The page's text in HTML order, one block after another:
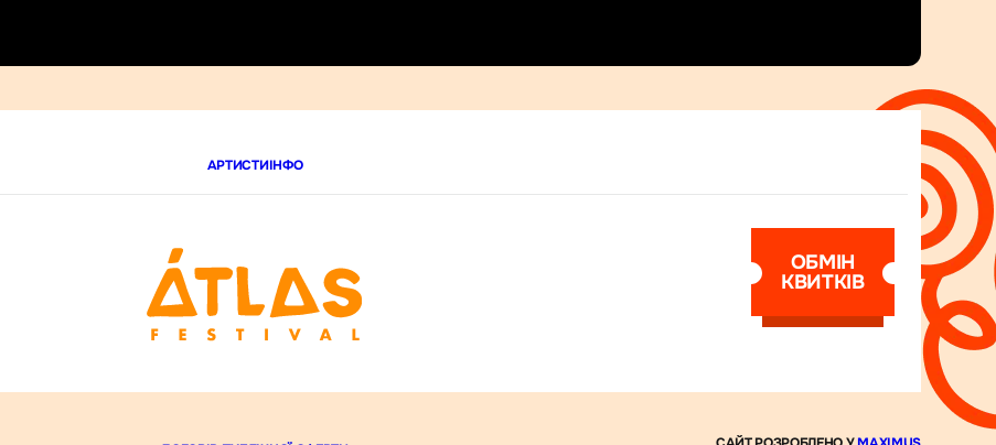
АРТИСТИІНФО
ОБМІН
КВИТКІВ